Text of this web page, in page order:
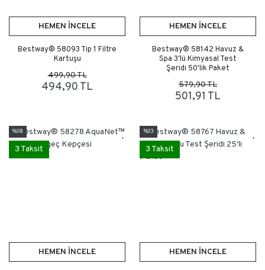
HEMEN İNCELE
Bestway® 58093 Tip 1 Filtre
Kartuşu
499,90 TL
494,90 TL
HEMEN İNCELE
Bestway® 58142 Havuz &
Spa 3'lü Kimyasal Test
Şeridi 50'lik Paket
579,90 TL
501,91 TL
%18
3 Taksit
HEMEN İNCELE
%13
3 Taksit
HEMEN İNCELE